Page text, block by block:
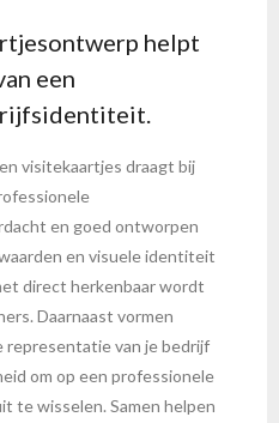
helpt
een
visitekaartjes draagt bij
en goed ontworpen
en visuele identiteit
direct herkenbaar wordt
Daarnaast vormen
van je bedrijf
om op een professionele
te wisselen. Samen helpen